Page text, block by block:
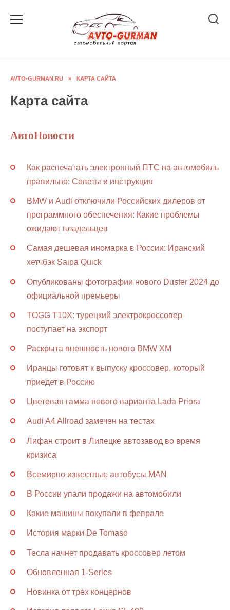
AVTO-GURMAN.RU » КАРТА САЙТА
Карта сайта
АвтоНовости
Как распечатать электронный ПТС на автомобиль
правильно: Советы и инструкция
BMW и Audi отключили Российских дилеров от
программного обеспечения: Какие проблемы
ожидают владельцев
Самая дешевая иномарка в России: Иранский
хетчбэк Saipa Quick
Опубликованы фотографии нового Duster 2024 до
официальной премьеры
TOGG T10X: турецкий электрокроссовер
поступает на экспорт
Раскрыта внешность нового BMW XM
Иранцы готовят к выпуску кроссовер, который
приедет в Россию
Цветовая гамма нового варианта Lada Priora
Audi A4 Allroad замечен на тестах
Лифан строит в Липецке автозавод во время
кризиса
Всемирно известные автобусы MAN
В России упали продажи на автомобили
Какие машины покупали в феврале
История марки De Tomaso
Тесла начнет продавать кроссовер летом
Обновленная 1-Series
Новинка от трех концернов